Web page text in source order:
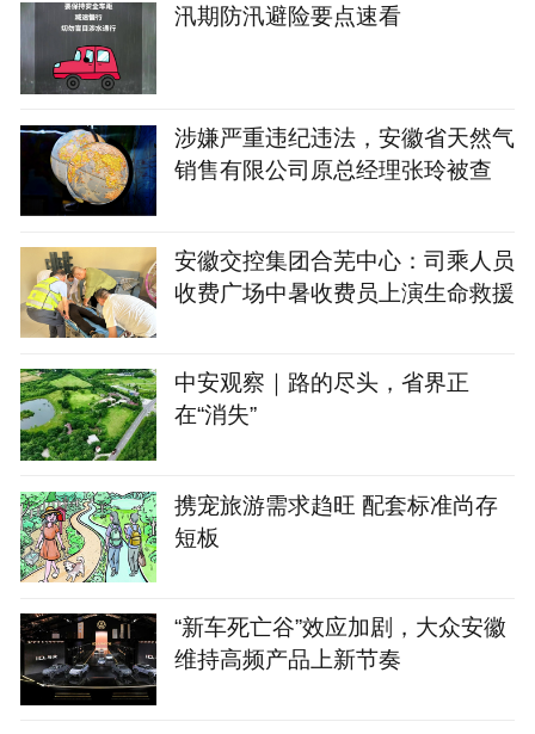
汛期防汛避险要点速看
涉嫌严重违纪违法，安徽省天然气
销售有限公司原总经理张玲被查
安徽交控集团合芜中心：司乘人员
收费广场中暑收费员上演生命救援
中安观察｜路的尽头，省界正
在“消失”
携宠旅游需求趋旺 配套标准尚存
短板
“新车死亡谷”效应加剧，大众安徽
维持高频产品上新节奏